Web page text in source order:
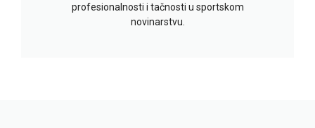
profesionalnosti i tačnosti u sportskom
novinarstvu.